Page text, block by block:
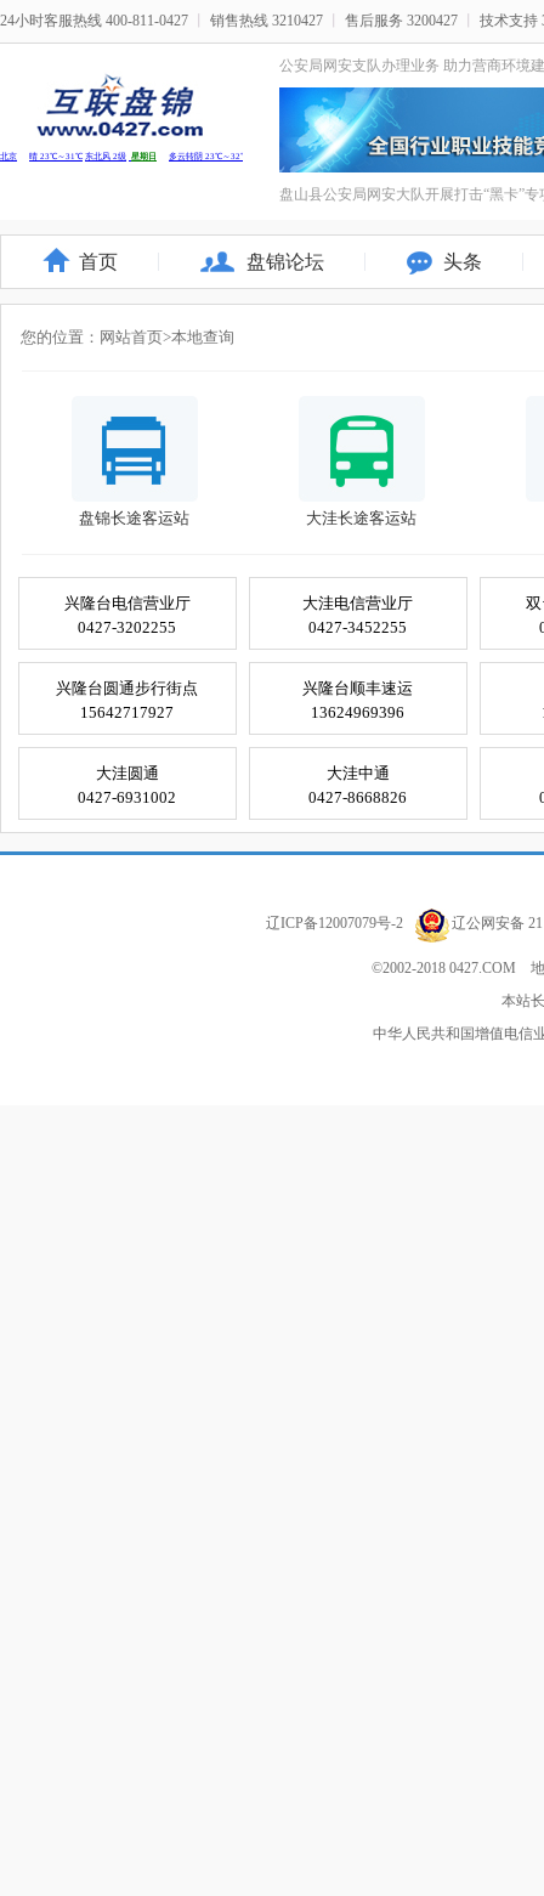
24小时客服热线 400-811-0427 销售热线 3210427 售后服务 3200427 技术支持
公安局网安支队办理业务 助力营商环境
盘山县公安局网安大队开展打击“黑卡”专
首页 盘锦论坛 头条
您的位置： 网站首页>本地查询
盘锦长途客运站 大洼长途客运站
兴隆台电信营业厅
0427-3202255
大洼电信营业厅
0427-3452255
兴隆台圆通步行街点
15642717927
兴隆台顺丰速运
13624969396
大洼圆通
0427-6931002
大洼中通
0427-8668826
辽ICP备12007079号-2 辽公网安备
©2002-2018 0427.COM
本站
中华人民共和国增值电信